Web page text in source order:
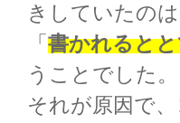
きしていたのは
「 書かれると
うことでした。
それが原因で